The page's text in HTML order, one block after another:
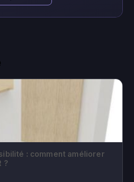
: comment améliorer
?